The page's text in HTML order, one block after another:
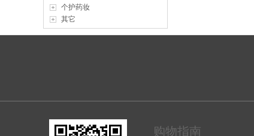
个护药妆
其它
购物指南